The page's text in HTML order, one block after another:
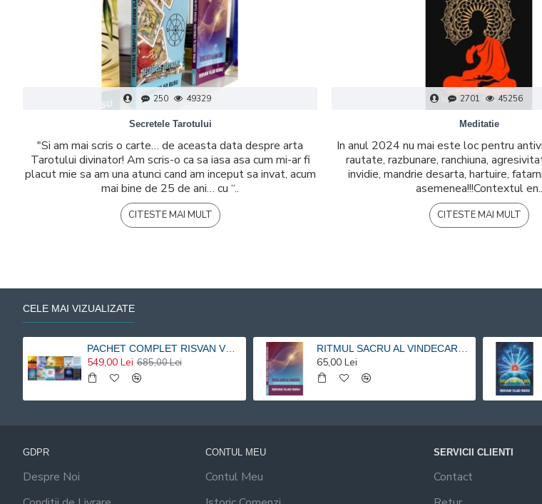
250 49329
Secretele Tarotului
"Si am mai scris o carte… de aceasta data despre arta
Tarotului divinator! Am scris-o ca sa iasa asa cum mi-ar fi
placut mie sa am una atunci cand am inceput sa invat, acum
mai bine de 25 de ani… cu “..
CITESTE MAI MULT
2701 45256
Meditatie
In anul 2024 nu mai este loc pentru
rautate, razbunare, ranchiuna,
invidie, mandrie desarta, hartuire,
asemenea!!!Contextul en..
CITESTE MAI MULT
CELE MAI VIZUALIZATE
PACHET COMPLET RISVAN VLAD RUSU - 9 carti 20% reducere
549,00 Lei 685,00 Lei
RITMUL SACRU AL VINDECARII – O ABORDARE HOLISTICA SI METACOGNITIVA A TERAPIEI PRIN MUZICA SI PRIN VIBRATIE - Risvan Vlad Rusu
65,00 Lei
GDPR
Despre Noi
CONTUL MEU
Contul Meu
SERVICII CLIENTI
Contact